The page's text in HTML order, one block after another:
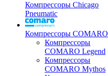
Компрессоры Chicago
Pneumatic
Компрессоры COMARO
Компрессоры
COMARO Legend
Компрессоры
COMARO Mythos